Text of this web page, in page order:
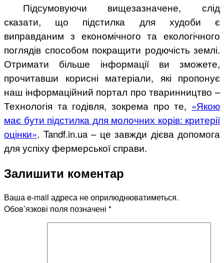
Підсумовуючи вищезазначене, слід
сказати, що підстилка для худоби є
виправданим з економічного та екологічного
поглядів способом покращити родючість землі.
Отримати більше інформації ви зможете,
прочитавши корисні матеріали, які пропонує
наш інформаційний портал про тваринництво –
Технологія та годівля, зокрема про те, «Якою
має бути підстилка для молочних корів: критерії
оцінки». Tandf.in.ua – це завжди дієва допомога
для успіху фермерської справи.
Залишити коментар
Ваша e-mail адреса не оприлюднюватиметься.
Обов’язкові поля позначені *